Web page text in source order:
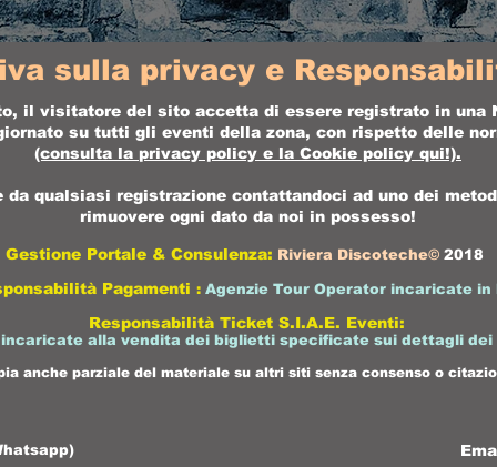
sulla privacy e
il visitatore del sito accetta di essere registrato in una
su tutti gli eventi della zona, con rispetto delle
(consulta la privacy policy e la Cookie policy qui!).
da qualsiasi registrazione contattandoci ad uno dei
rimuovere ogni dato da noi in possesso!
Gestione Portale & Consulenza: Riviera Discoteche© 2018
Pagamenti : Agenzie Tour Operator incaricate
Responsabilità Ticket S.I.A.E. Eventi:
alla vendita dei biglietti specificate sui dettagli dei
anche parziale del materiale su altri siti senza consenso o